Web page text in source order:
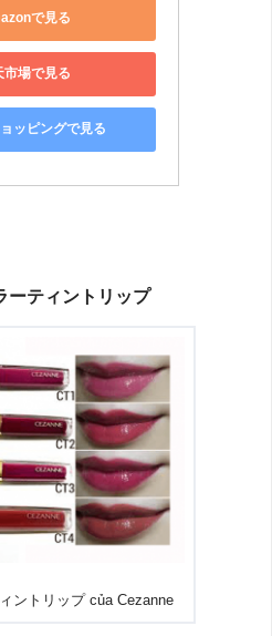
で見る
市場で見る
ッピングで見る
ーティントリップ
ントリップ của Cezanne